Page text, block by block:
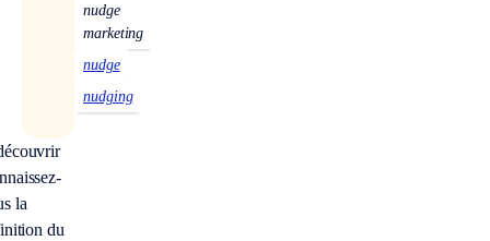
nudge
marketing
nudge
nudging
la
du